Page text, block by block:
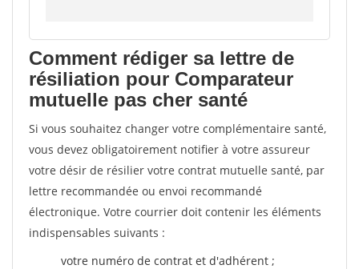
Comment rédiger sa lettre de
résiliation pour Comparateur
mutuelle pas cher santé
Si vous souhaitez changer votre complémentaire santé,
vous devez obligatoirement notifier à votre assureur
votre désir de résilier votre contrat mutuelle santé, par
lettre recommandée ou envoi recommandé
électronique. Votre courrier doit contenir les éléments
indispensables suivants :
votre numéro de contrat et d'adhérent ;